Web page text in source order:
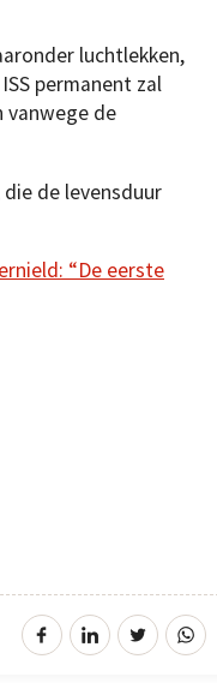
luchtlekken,
permanent zal
de
de levensduur
“De eerste